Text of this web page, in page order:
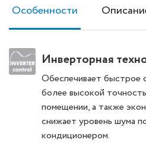
Особенности
Инверторная
Обеспечивает быстрое
более высокой
помещении, а также
снижает уровень шума
кондиционером.